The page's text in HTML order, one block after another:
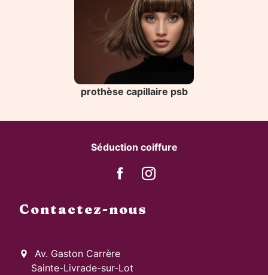
prothèse capillaire psb
Séduction coiffure
Contactez-nous
Av. Gaston Carrère
Sainte-Livrade-sur-Lot